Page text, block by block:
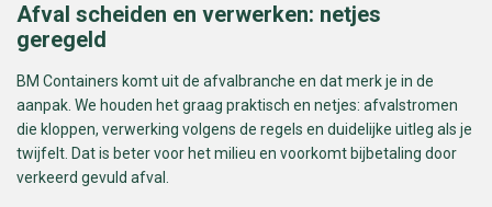
Afval scheiden en verwerken: netjes
geregeld
BM Containers komt uit de afvalbranche en dat merk je in de
aanpak. We houden het graag praktisch en netjes: afvalstromen
die kloppen, verwerking volgens de regels en duidelijke uitleg als je
twijfelt. Dat is beter voor het milieu en voorkomt bijbetaling door
verkeerd gevuld afval.